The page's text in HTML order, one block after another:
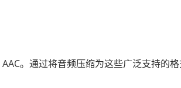
。通过将音频压缩为这些广泛支持的